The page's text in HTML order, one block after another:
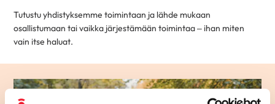
Tutustu yhdistyksemme toimintaan ja lähde mukaan
osallistumaan tai vaikka järjestämään toimintaa – ihan miten
vain itse haluat.